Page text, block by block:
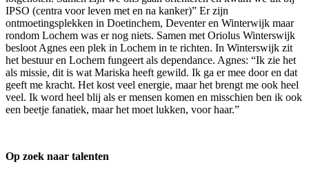
IPSO (centra voor leven met en na kanker)” Er zijn
ontmoetingsplekken in Doetinchem, Deventer en Winterwijk maar
rondom Lochem was er nog niets. Samen met Oriolus Winterswijk
besloot Agnes een plek in Lochem in te richten. In Winterswijk zit
het bestuur en Lochem fungeert als dependance. Agnes: “Ik zie het
als missie, dit is wat Mariska heeft gewild. Ik ga er mee door en dat
geeft me kracht. Het kost veel energie, maar het brengt me ook heel
veel. Ik word heel blij als er mensen komen en misschien ben ik ook
een beetje fanatiek, maar het moet lukken, voor haar.”
Op zoek naar talenten